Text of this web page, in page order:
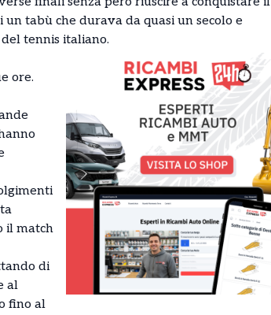
un tabù che durava da quasi un secolo e
tennis italiano.
ore.
il match
di
al
fino al